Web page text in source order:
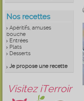
Nos recettes
Apéritifs, amuses
bouche
Entrées
Plats
Desserts
Je propose une recette
Visitez iTerroir